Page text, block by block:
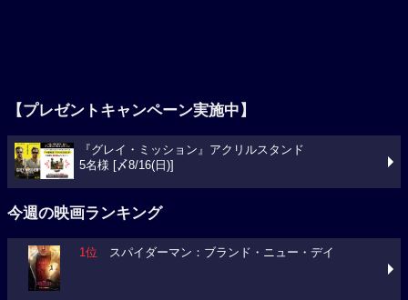
【プレゼントキャンペーン実施中】
『グレイ・ミッション』アクリルスタンド
5名様 [〆8/16(日)]
今週の映画ランキング
1位 スパイダーマン：ブランド・ニュー・デイ